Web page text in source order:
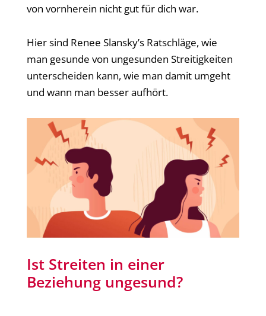
von vornherein nicht gut für dich war.
Hier sind Renee Slansky’s Ratschläge, wie
man gesunde von ungesunden Streitigkeiten
unterscheiden kann, wie man damit umgeht
und wann man besser aufhört.
Ist Streiten in einer
Beziehung ungesund?